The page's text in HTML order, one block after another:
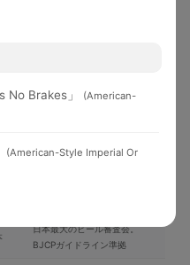
No Brakes」
(American-
(American-Style Imperial Or
日本最大のビール審査会。
BJCPガイドライン準拠